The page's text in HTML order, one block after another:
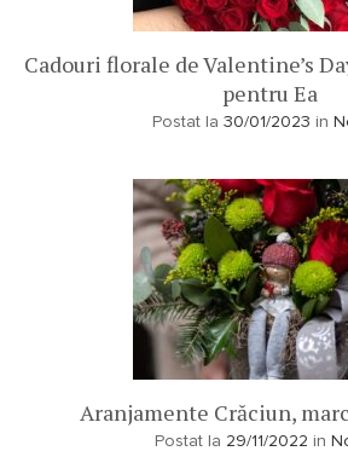
Cadouri florale de Valentine’s
pentru Ea
Postat la 30/01/2023 in
Aranjamente Crăciun,
Postat la 29/11/2022 in